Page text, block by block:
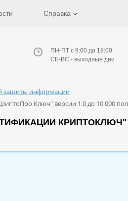
Справка
ПН-ПТ с 9:00 до 18:00
СБ-ВС - выходные дни
защиты информации
Ключ" версии 1.0 до 10 000